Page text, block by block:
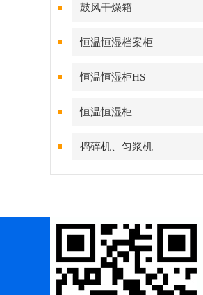
鼓风干燥箱
恒温恒湿档案柜
恒温恒湿柜HS
恒温恒湿柜
捣碎机、匀浆机